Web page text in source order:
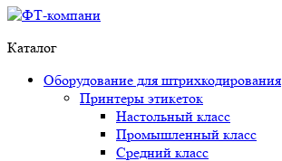
Каталог
Оборудование для штрихкодирования
Принтеры этикеток
Настольный класс
Промышленный класс
Средний класс